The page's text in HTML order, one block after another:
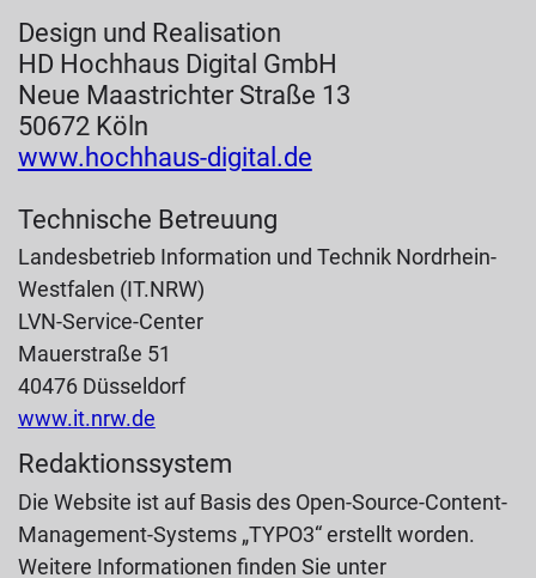
Design und Realisation
HD Hochhaus Digital GmbH
Neue Maastrichter Straße 13
50672 Köln
www.hochhaus-digital.de
Technische Betreuung
Landesbetrieb Information und Technik Nordrhein-
Westfalen (IT.NRW)
LVN-Service-Center
Mauerstraße 51
40476 Düsseldorf
www.it.nrw.de
Redaktionssystem
Die Website ist auf Basis des Open-Source-Content-
Management-Systems „TYPO3“ erstellt worden.
Weitere Informationen finden Sie unter